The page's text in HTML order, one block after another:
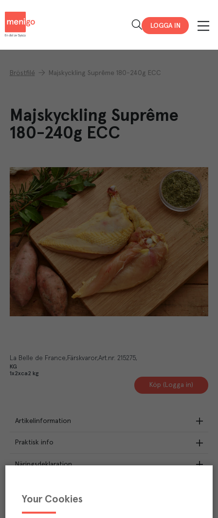
LOGGA IN
Bröstfilé Majskyckling Suprême 180-240g ECC
Majskyckling Suprême
180-240g ECC
La Belle de France Färskvaror Art.nr. 215275
KG
1x2xca2 kg
Köp (Logga in)
Artikelinformation
Praktisk info
Näringsdeklaration
CO₂e/kg
Varje kilo av varan påverkar klimatet motsvarande
Your Cookies